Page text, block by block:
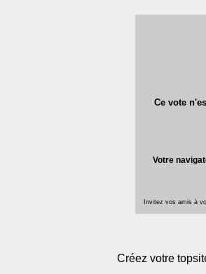
Ce vote
Votre
Invitez vos amis à
Créez votre